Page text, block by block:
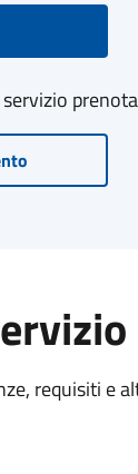
requisiti e